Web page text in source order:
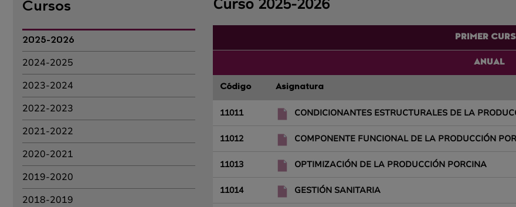
Cursos
2025-2026
2024-2025
2023-2024
2022-2023
2021-2022
2020-2021
2019-2020
2018-2019
Curso 2025-2026
PRIMER
ANUAL
Código Asignatura
11011 CONDICIONANTES ESTRUCTURALES DE LA
11012 COMPONENTE FUNCIONAL DE LA PRODUCCIÓN
11013 OPTIMIZACIÓN DE LA PRODUCCIÓN PORCINA
11014 GESTIÓN SANITARIA